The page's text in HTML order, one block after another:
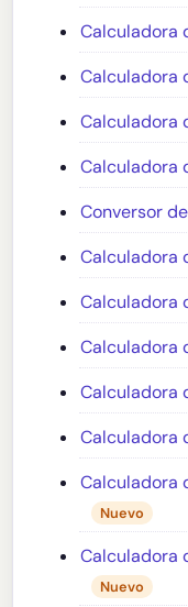
Calculadora
Calculadora
Calculadora
Calculadora
Conversor
Calculadora
Calculadora
Calculadora
Calculadora
Calculadora
Calculadora
Nuevo
Calculadora
Nuevo